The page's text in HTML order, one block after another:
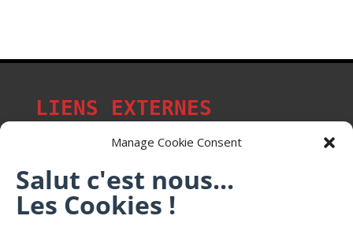
Manage Cookie Consent
Salut c'est nous...
Les Cookies !
LIENS EXTERNES
Les p'tits citoyens de Mont-Saint-Martin
Trail Saintmartinois Daniel FEITE